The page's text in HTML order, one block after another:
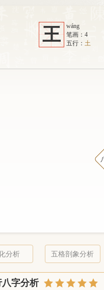
王
wáng
笔画：4
五行：土
分析 五格剖象分析
八字分析